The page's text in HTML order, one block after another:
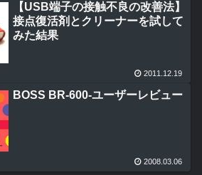
【USB端子の接触不良の改善法】
接点復活剤とクリーナーを試して
みた結果
2011.12.19
BOSS BR-600-ユーザーレビュー
2008.03.06